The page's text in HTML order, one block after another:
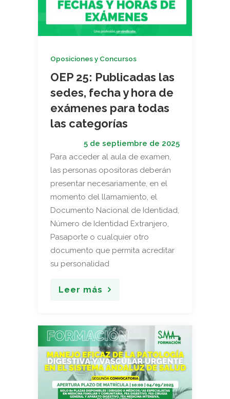
Oposiciones y Concursos
OEP 25: Publicadas las
sedes, fecha y hora de
exámenes para todas
las categorías
5 de septiembre de 2025
Para acceder al aula de examen,
las personas opositoras deberán
presentar necesariamente, en el
momento del llamamiento, el
Documento Nacional de Identidad,
Número de Identidad Extranjero,
Pasaporte o cualquier otro
documento que permita acreditar
su personalidad
Leer más